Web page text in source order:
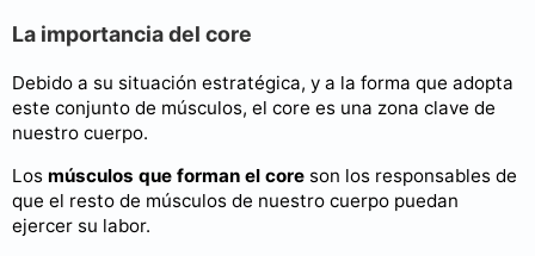
La importancia del core
Debido a su situación estratégica, y a la forma que adopta
este conjunto de músculos, el core es una zona clave de
nuestro cuerpo.
Los músculos que forman el core son los responsables de
que el resto de músculos de nuestro cuerpo puedan
ejercer su labor.